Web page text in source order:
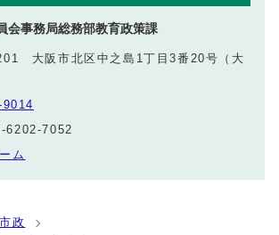
事務局総務部教育政策課
大阪市北区中之島1丁目3番20号（大
6202-7052
ム
市政